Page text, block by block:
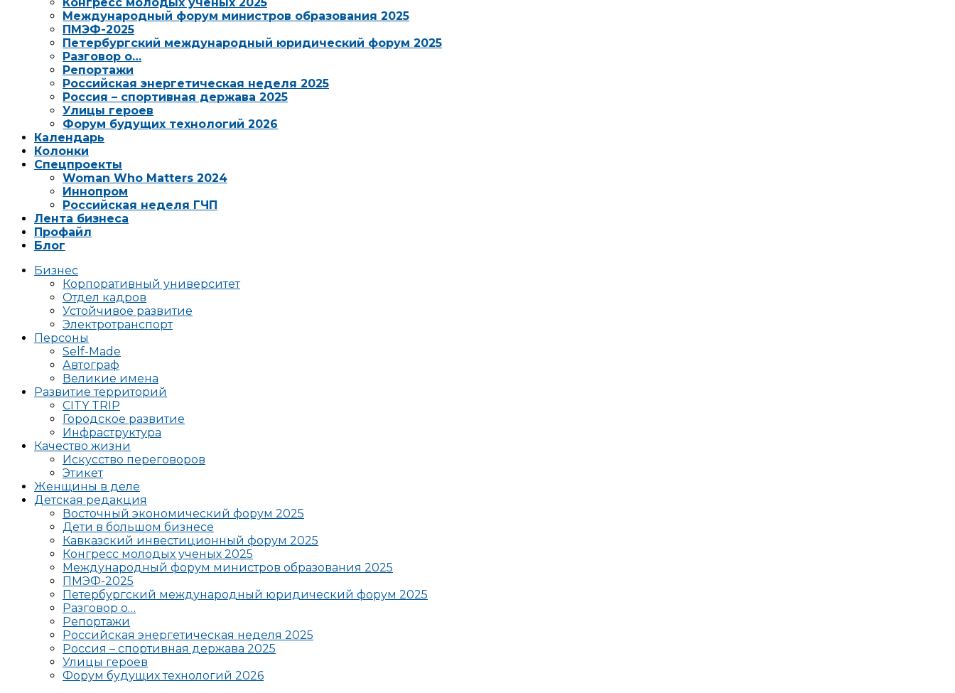
Международный форум министров образования 2025
ПМЭФ-2025
Петербургский международный юридический форум 2025
Разговор о…
Репортажи
Российская энергетическая неделя 2025
Россия – спортивная держава 2025
Улицы героев
Форум будущих технологий 2026
Календарь
Колонки
Спецпроекты
Woman Who Matters 2024
Иннопром
Российская неделя ГЧП
Лента бизнеса
Профайл
Блог
Бизнес
Корпоративный университет
Отдел кадров
Устойчивое развитие
Электротранспорт
Персоны
Self-Made
Автограф
Великие имена
Развитие территорий
CITY TRIP
Городское развитие
Инфраструктура
Качество жизни
Искусство переговоров
Этикет
Женщины в деле
Детская редакция
Восточный экономический форум 2025
Дети в большом бизнесе
Кавказский инвестиционный форум 2025
Конгресс молодых ученых 2025
Международный форум министров образования 2025
ПМЭФ-2025
Петербургский международный юридический форум 2025
Разговор о…
Репортажи
Российская энергетическая неделя 2025
Россия – спортивная держава 2025
Улицы героев
Форум будущих технологий 2026